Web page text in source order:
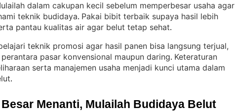
dalam cakupan kecil sebelum memperbesar usaha agar
teknik budidaya. Pakai bibit terbaik supaya hasil lebih
pantau kualitas air agar belut tetap sehat.
teknik promosi agar hasil panen bisa langsung terjual,
pasar konvensional maupun daring. Keteraturan
serta manajemen usaha menjadi kunci utama dalam
.
Menanti, Mulailah Budidaya Belut